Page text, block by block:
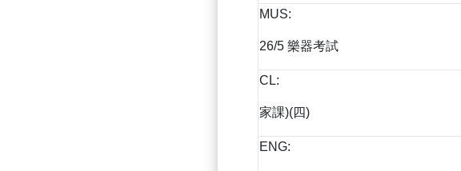
MUS:
26/5 樂器考試
CL:
家課)(四)
ENG: